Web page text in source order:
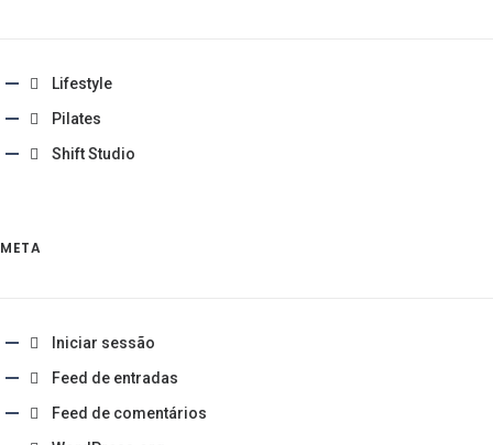
Lifestyle
Pilates
Shift Studio
META
Iniciar sessão
Feed de entradas
Feed de comentários